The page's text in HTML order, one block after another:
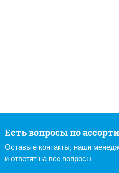
Есть вопросы по
Оставьте контакты, наши
и ответят на все вопросы